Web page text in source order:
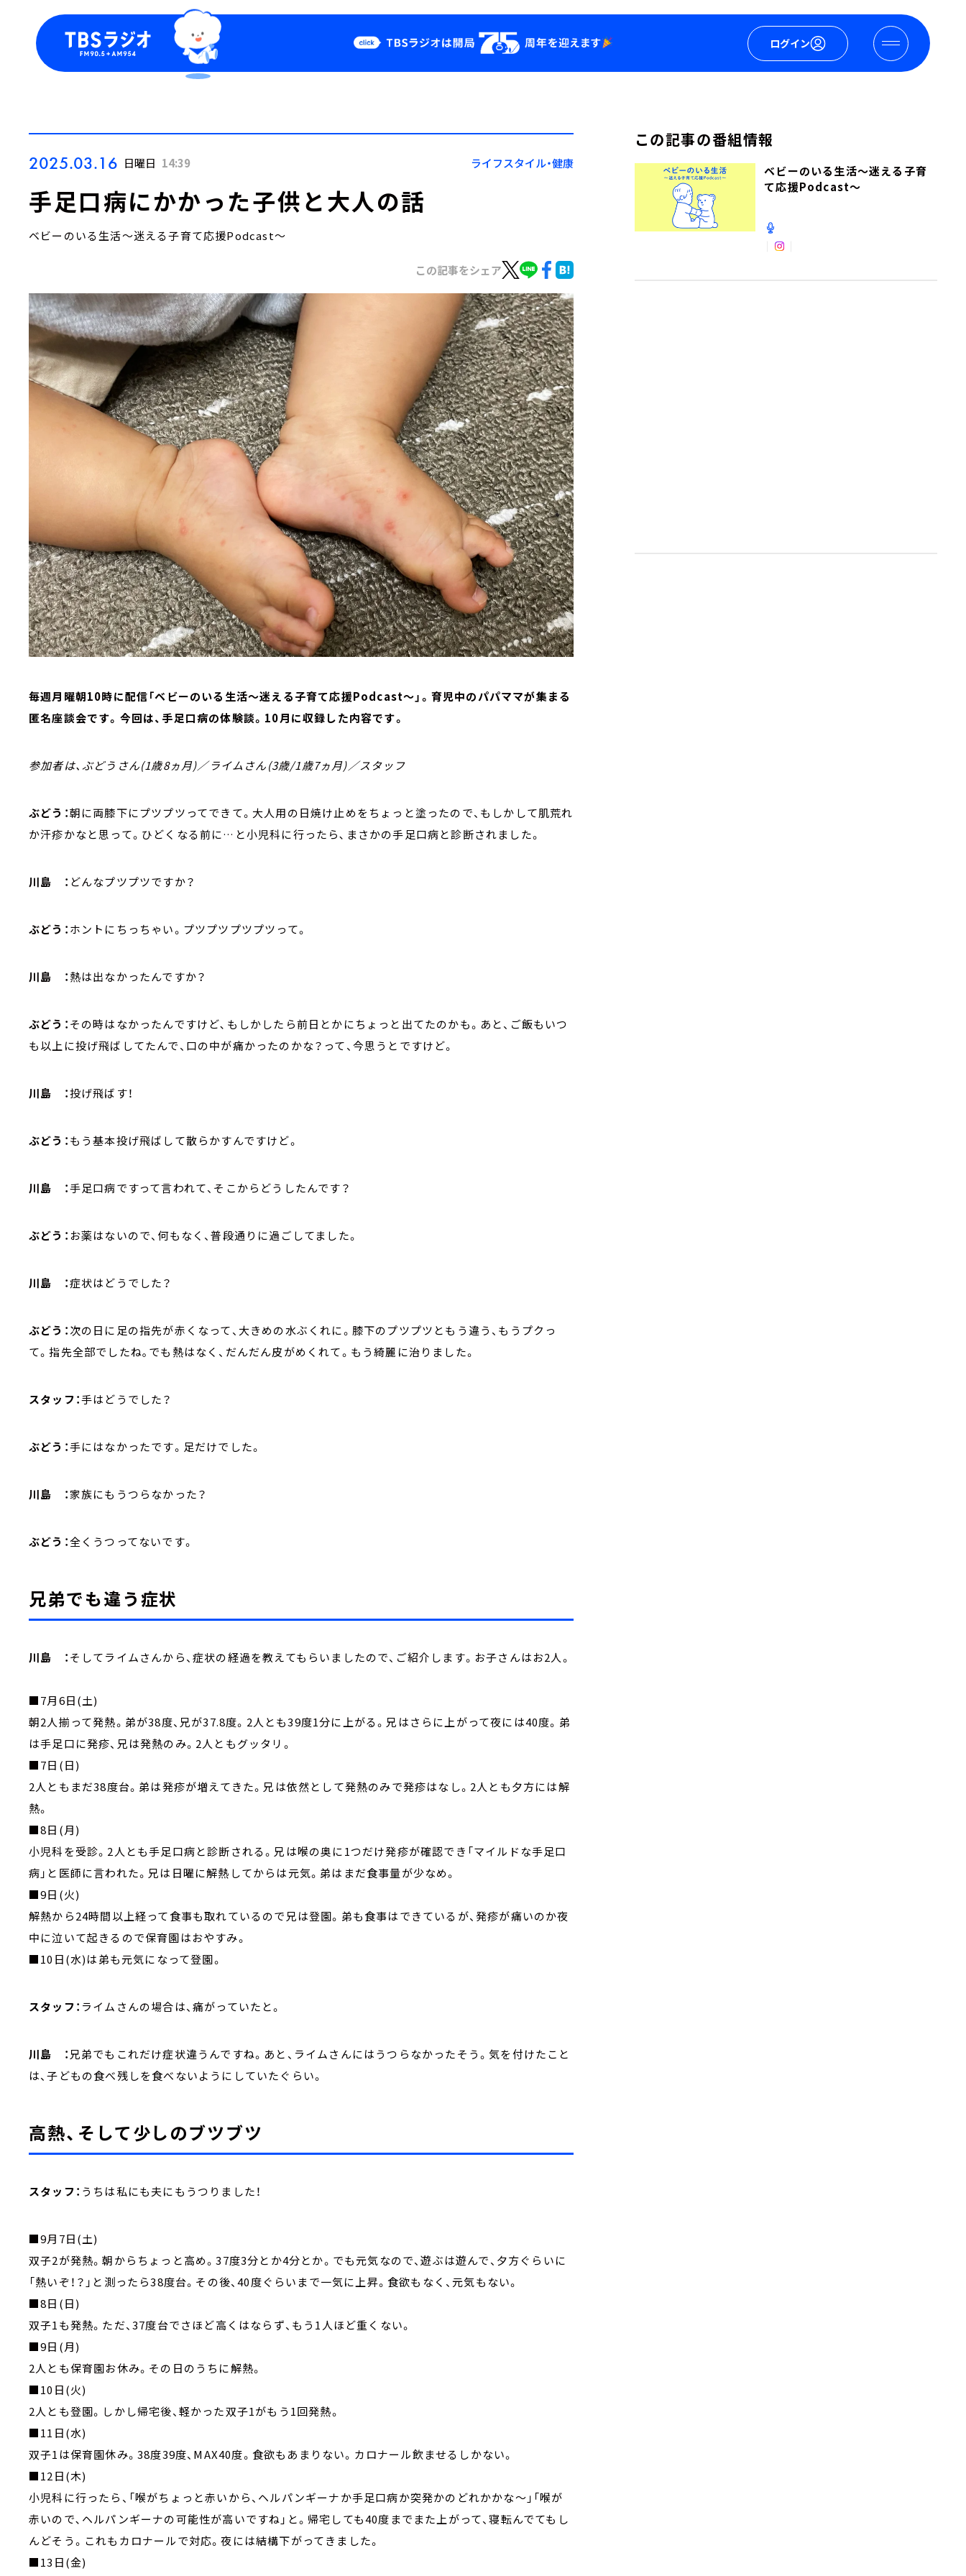
ログイン
Podcast
YouTube
会社情報
2025.03.16 日曜日 14:39 ライフスタイル・健康
手足口病にかかった子供と大人の話
ベビーのいる生活～迷える子育て応援Podcast～
この記事をシェア
毎週月曜朝10時に配信「ベビーのいる生活～迷える子育て応援Podcast～」。育児中のパパママが集まる
匿名座談会です。今回は、手足口病の体験談。10月に収録した内容です。
参加者は、ぶどうさん(1歳8ヵ月)／ライムさん(3歳/1歳7ヵ月)／スタッフ
ぶどう：朝に両膝下にプツプツってできて。大人用の日焼け止めをちょっと塗ったので、もしかして肌荒れ
か汗疹かなと思って。ひどくなる前に…と小児科に行ったら､まさかの手足口病と診断されました。
川島 ： どんなプツプツですか？
ぶどう：ホントにちっちゃい。プツプツプツプツって。
川島 ：熱は出なかったんですか？
ぶどう：その時はなかったんですけど､もしかしたら前日とかにちょっと出てたのかも。あと、ご飯もいつ
も以上に投げ飛ばしてたんで、口の中が痛かったのかな？って、今思うとですけど。
川島 ：投げ飛ばす！
ぶどう：もう基本投げ飛ばして散らかすんですけど。
川島 ：手足口病ですって言われて、そこからどうしたんです？
ぶどう： お薬はないので、何もなく、普段通りに過ごしてました。
川島 ：症状はどうでした？
ぶどう：次の日に足の指先が赤くなって、大きめの水ぶくれに。膝下のプツプツともう違う、もうプクっ
て。指先全部でしたね｡でも熱はなく、だんだん皮がめくれて。もう綺麗に治りました。
スタッフ：手はどうでした？
ぶどう：手にはなかったです。足だけでした。
川島 ：家族にもうつらなかった？
ぶどう：全くうつってないです。
兄弟でも違う症状
川島 ：そしてライムさんから、症状の経過を教えてもらいましたので、ご紹介します。お子さんはお2人。
■7月6日(土)
朝2人揃って発熱。弟が38度、兄が37.8度。2人とも39度1分に上がる。兄はさらに上がって夜には40度。弟
は手足口に発疹、兄は発熱のみ。2人ともグッタリ。
■7日(日)
2人ともまだ38度台。弟は発疹が増えてきた。兄は依然として発熱のみで発疹はなし。2人とも夕方には解
熱。
■8日(月)
小児科を受診。2人とも手足口病と診断される。兄は喉の奥に1つだけ発疹が確認でき「マイルドな手足口
病」と医師に言われた。兄は日曜に解熱してからは元気。弟はまだ食事量が少なめ。
■9日(火)
解熱から24時間以上経って食事も取れているので兄は登園。弟も食事はできているが、発疹が痛いのか夜
中に泣いて起きるので保育園はおやすみ。
■10日(水)は弟も元気になって登園。
スタッフ： ライムさんの場合は、痛がっていたと。
川島 ： 兄弟でもこれだけ症状違うんですね。あと、ライムさんにはうつらなかったそう。気を付けたこと
は、子どもの食べ残しを食べないようにしていたぐらい。
高熱、そして少しのブツブツ
スタッフ： うちは私にも夫にもうつりました！
■9月7日(土)
双子2が発熱。朝からちょっと高め。37度3分とか4分とか。でも元気なので、遊ぶは遊んで、夕方ぐらいに
「熱いぞ！？」と測ったら38度台。その後、40度ぐらいまで一気に上昇。食欲もなく、元気もない。
■8日(日)
双子1も発熱。ただ、37度台でさほど高くはならず、もう1人ほど重くない。
■9日(月)
2人とも保育園お休み。その日のうちに解熱。
■10日(火)
2人とも登園。しかし帰宅後、軽かった双子1がもう1回発熱。
■11日(水)
双子1は保育園休み。38度39度、MAX40度。食欲もあまりない。カロナール飲ませるしかない。
■12日(木)
小児科に行ったら、「喉がちょっと赤いから、ヘルパンギーナか手足口病か突発かのどれかかな～」「喉が
赤いので､ヘルパンギーナの可能性が高いですね」と。帰宅しても40度までまた上がって、寝転んでてもし
んどそう。これもカロナールで対応。夜には結構下がってきました。
■13日(金)
この記事の番組情報
ベビーのいる生活～迷える子育
て応援Podcast～